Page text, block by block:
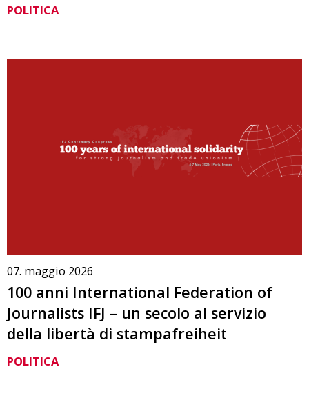
POLITICA
07. maggio 2026
100 anni International Federation of
Journalists IFJ – un secolo al servizio
della libertà di stampafreiheit
POLITICA